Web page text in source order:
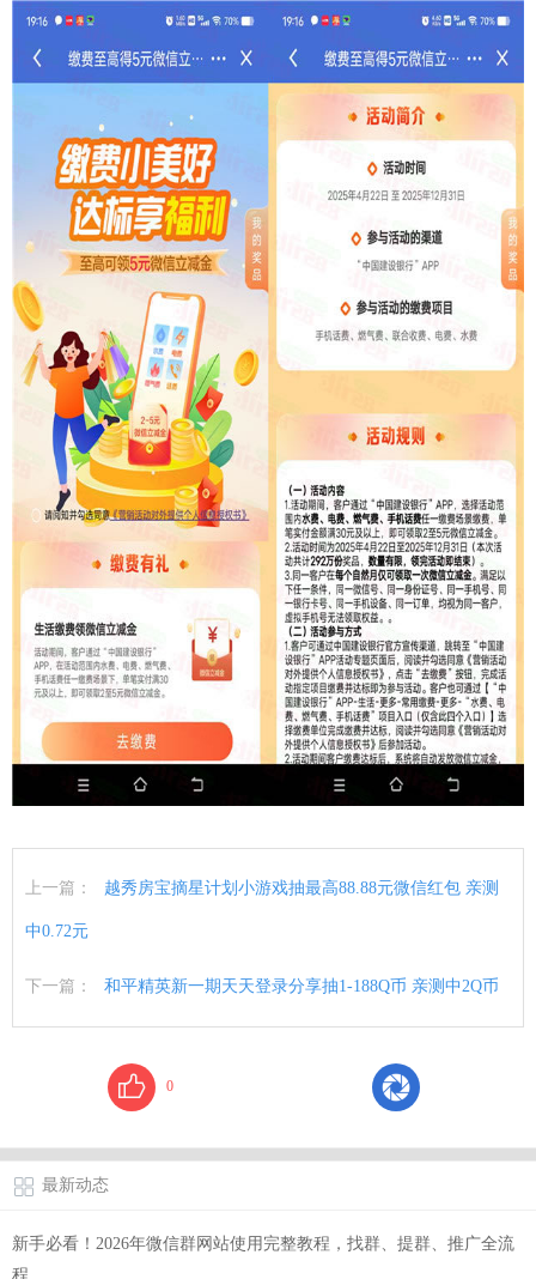
上一篇： 越秀房宝摘星计划小游戏抽最高88.88元微信红包 亲测
中0.72元
下一篇： 和平精英新一期天天登录分享抽1-188Q币 亲测中2Q币
0
最新动态
新手必看！2026年微信群网站使用完整教程，找群、提群、推广全流
程